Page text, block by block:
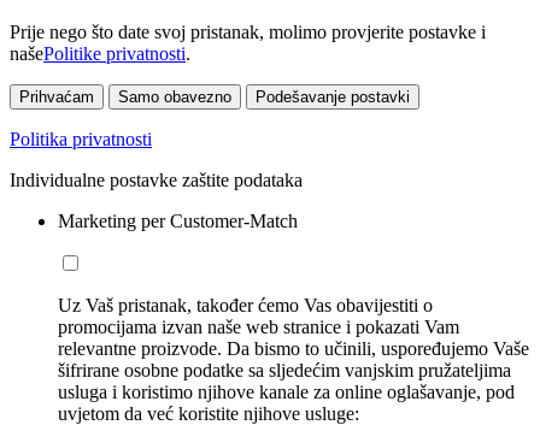
Prije nego što date svoj pristanak, molimo provjerite postavke i
našePolitike privatnosti.
Prihvaćam Samo obavezno Podešavanje postavki
Politika privatnosti
Individualne postavke zaštite podataka
Marketing per Customer-Match
Uz Vaš pristanak, također ćemo Vas obavijestiti o
promocijama izvan naše web stranice i pokazati Vam
relevantne proizvode. Da bismo to učinili, uspoređujemo Vaše
šifrirane osobne podatke sa sljedećim vanjskim pružateljima
usluga i koristimo njihove kanale za online oglašavanje, pod
uvjetom da već koristite njihove usluge: